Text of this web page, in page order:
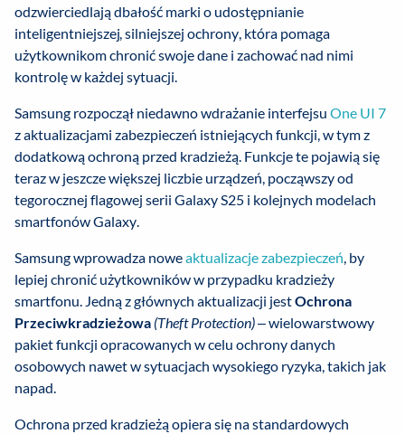
odzwierciedlają dbałość marki o udostępnianie
inteligentniejszej, silniejszej ochrony, która pomaga
użytkownikom chronić swoje dane i zachować nad nimi
kontrolę w każdej sytuacji.
Samsung rozpoczął niedawno wdrażanie interfejsu One UI 7
z aktualizacjami zabezpieczeń istniejących funkcji, w tym z
dodatkową ochroną przed kradzieżą. Funkcje te pojawią się
teraz w jeszcze większej liczbie urządzeń, począwszy od
tegorocznej flagowej serii Galaxy S25 i kolejnych modelach
smartfonów Galaxy.
Samsung wprowadza noweaktualizacje zabezpieczeń, by
lepiej chronić użytkowników w przypadku kradzieży
smartfonu. Jedną z głównych aktualizacji jestOchrona
Przeciwkradzieżowa (Theft Protection)– wielowarstwowy
pakiet funkcji opracowanych w celu ochrony danych
osobowych nawet w sytuacjach wysokiego ryzyka, takich jak
napad.
Ochrona przed kradzieżą opiera się na standardowych